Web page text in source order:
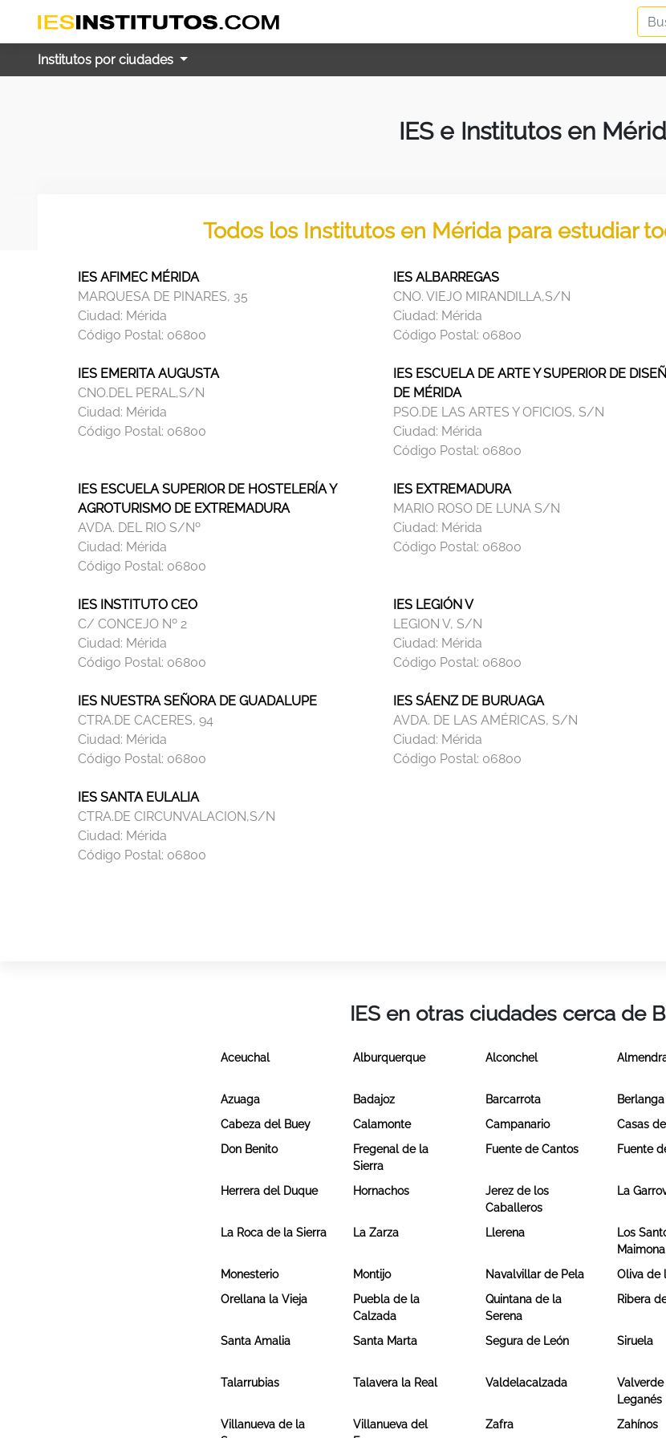
Institutos por ciudades
IES e Institutos en
Todos los Institutos en Mérida para estudiar
IES AFIMEC MÉRIDA
MARQUESA DE PINARES, 35
Ciudad: Mérida
Código Postal: 06800
IES ALBARREGAS
CNO. VIEJO MIRANDILLA,S/N
Ciudad: Mérida
Código Postal: 06800
IES EMERITA AUGUSTA
CNO.DEL PERAL,S/N
Ciudad: Mérida
Código Postal: 06800
IES ESCUELA DE ARTE Y SUPERIOR DE
DE MÉRIDA
PSO.DE LAS ARTES Y OFICIOS, S/N
Ciudad: Mérida
Código Postal: 06800
IES ESCUELA SUPERIOR DE HOSTELERÍA Y
AGROTURISMO DE EXTREMADURA
AVDA. DEL RIO S/Nº
Ciudad: Mérida
Código Postal: 06800
IES EXTREMADURA
MARIO ROSO DE LUNA S/N
Ciudad: Mérida
Código Postal: 06800
IES INSTITUTO CEO
C/ CONCEJO Nº 2
Ciudad: Mérida
Código Postal: 06800
IES LEGIÓN V
LEGION V, S/N
Ciudad: Mérida
Código Postal: 06800
IES NUESTRA SEÑORA DE GUADALUPE
CTRA.DE CACERES, 94
Ciudad: Mérida
Código Postal: 06800
IES SÁENZ DE BURUAGA
AVDA. DE LAS AMÉRICAS, S/N
Ciudad: Mérida
Código Postal: 06800
IES SANTA EULALIA
CTRA.DE CIRCUNVALACION,S/N
Ciudad: Mérida
Código Postal: 06800
IES en otras ciudades cerca de
Aceuchal Alburquerque Alconchel
Azuaga
Badajoz Barcarrota Berlanga
Cabeza del Buey
Calamonte Campanario Casas
Don Benito
Fregenal de la
Sierra
Fuente de Cantos Fuente
Herrera del Duque Hornachos
Jerez de los
Caballeros
La
La Roca de la Sierra La Zarza Llerena
Los
Maimona
Monesterio Montijo Navalvillar de Pela Oliva de
Orellana la Vieja
Puebla de la
Calzada
Quintana de la
Serena
Ribera
Santa Amalia
Santa Marta Segura de León Siruela
Talarrubias
Talavera la Real Valdelacalzada
Leganés
Villanueva de la
Villanueva del
Zafra Zahínos